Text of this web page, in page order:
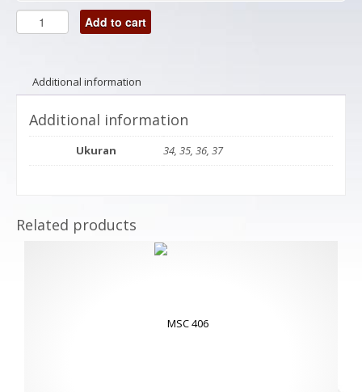
Add to cart
Additional information
Additional information
Ukuran 34, 35, 36, 37
Related products